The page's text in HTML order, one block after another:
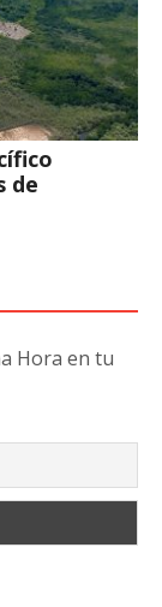
de
Hora en tu